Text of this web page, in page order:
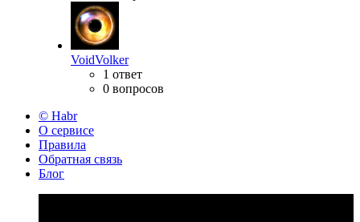
VoidVolker
1 ответ
0 вопросов
© Habr
О сервисе
Правила
Обратная связь
Блог